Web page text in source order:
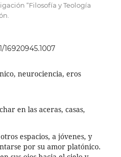
“Filosofía y Teología
16920945.1007
neurociencia, eros
en las aceras, casas,
espacios, a jóvenes, y
por su amor platónico.